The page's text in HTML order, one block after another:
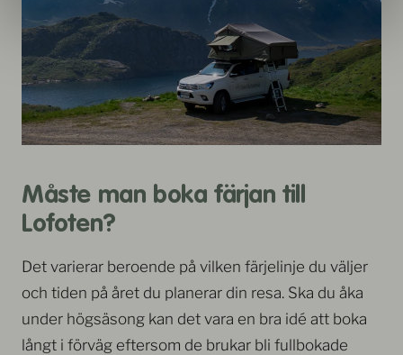
Måste man boka färjan till
Lofoten?
Det varierar beroende på vilken färjelinje du väljer
och tiden på året du planerar din resa. Ska du åka
under högsäsong kan det vara en bra idé att boka
långt i förväg eftersom de brukar bli fullbokade